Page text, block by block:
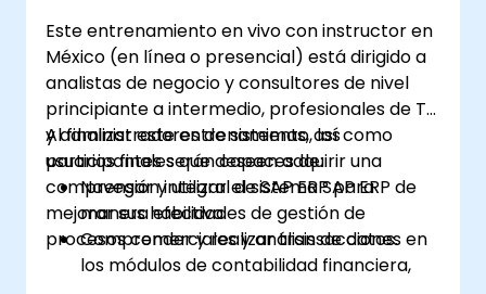
optimización del rendimiento y la
resolución de incidencias.
Desarrollar la capacidad de generar e
interpretar informes financieros,
operativos y de proyectos avanzados.
Este entrenamiento en vivo con instructor en
México (en línea o presencial) está dirigido a
analistas de negocio y consultores de nivel
principiante a intermedio, profesionales de TI
y administradores de sistemas, así como
usuarios finales que deseen adquirir una
comprensión integral de SAP ERP para
mejorar sus habilidades de gestión de
procesos comerciales y análisis de datos.
Al finalizar este entrenamiento, los
participantes serán capaces de:
Navegar y utilizar el sistema SAP ERP de
manera efectiva.
Comprender y realizar transacciones en
los módulos de contabilidad financiera,